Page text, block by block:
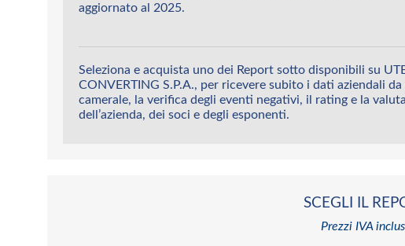
aggiornato al 2025.
Seleziona e acquista uno dei Report sotto disponibili su
CONVERTING S.P.A., per ricevere subito i dati aziendali da
camerale, la verifica degli eventi negativi, il rating e la
dell’azienda, dei soci e degli esponenti.
SCEGLI IL
Prezzi IVA